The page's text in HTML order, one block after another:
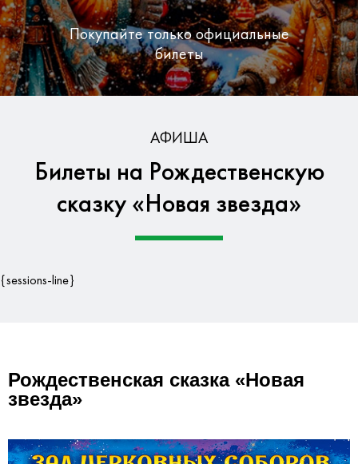
Покупайте только официальные
билеты
Гарантия безопасности данных
АФИША
Билеты на Рождественскую
сказку «Новая звезда»
{sessions-line}
Рождественская сказка «Новая
звезда»